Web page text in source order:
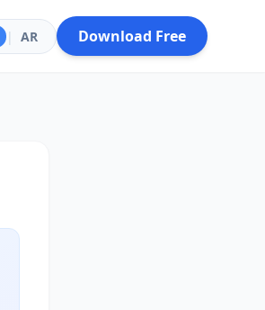
| AR Download Free